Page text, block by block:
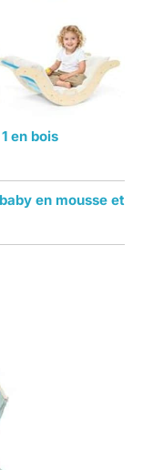
en bois
en mousse et